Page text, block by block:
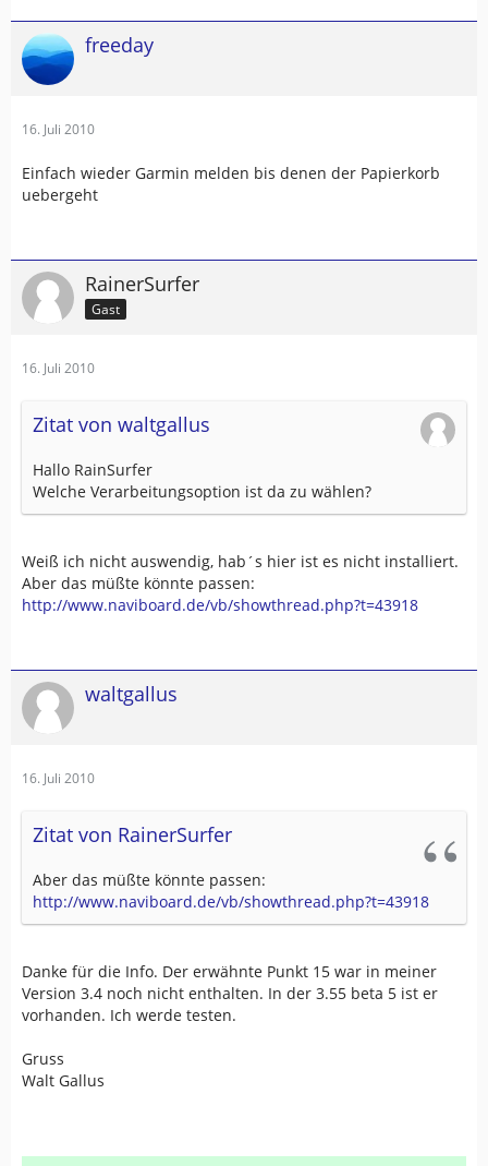
freeday
16. Juli 2010
Einfach wieder Garmin melden bis denen der Papierkorb
uebergeht
RainerSurfer
Gast
16. Juli 2010
Zitat von waltgallus
Hallo RainSurfer
Welche Verarbeitungsoption ist da zu wählen?
Weiß ich nicht auswendig, hab´s hier ist es nicht installiert.
Aber das müßte könnte passen:
http://www.naviboard.de/vb/showthread.php?t=43918
waltgallus
16. Juli 2010
Zitat von RainerSurfer
Aber das müßte könnte passen:
http://www.naviboard.de/vb/showthread.php?t=43918
Danke für die Info. Der erwähnte Punkt 15 war in meiner
Version 3.4 noch nicht enthalten. In der 3.55 beta 5 ist er
vorhanden. Ich werde testen.
Gruss
Walt Gallus